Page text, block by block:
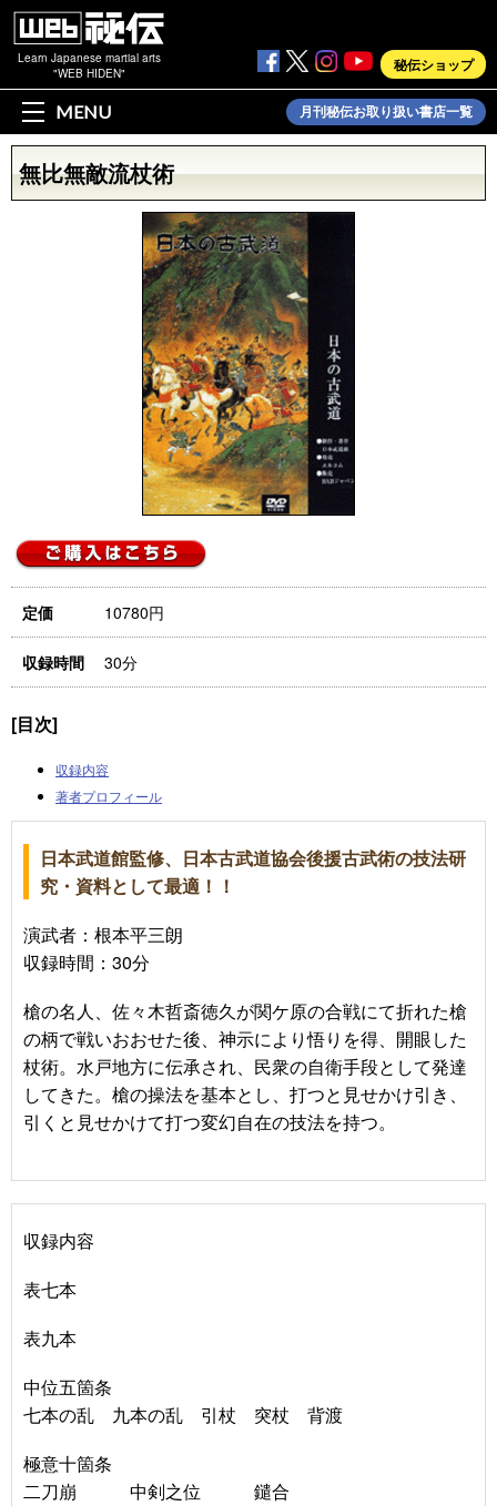
Learn Japanese martial arts
"WEB HIDEN"
秘伝ショップ
MENU 月刊秘伝お取り扱い書店一覧
無比無敵流杖術
定価 10780円
収録時間 30分
[目次]
収録内容
著者プロフィール
日本武道館監修、日本古武道協会後援古武術の技法研
究・資料として最適！！
演武者：根本平三朗
収録時間：30分
槍の名人、佐々木哲斎徳久が関ケ原の合戦にて折れた槍
の柄で戦いおおせた後、神示により悟りを得、開眼した
杖術。水戸地方に伝承され、民衆の自衛手段として発達
してきた。槍の操法を基本とし、打つと見せかけ引き、
引くと見せかけて打つ変幻自在の技法を持つ。
収録内容
表七本
表九本
中位五箇条
七本の乱 九本の乱 引杖 突杖 背渡
極意十箇条
二刀崩 中剣之位 鑓合